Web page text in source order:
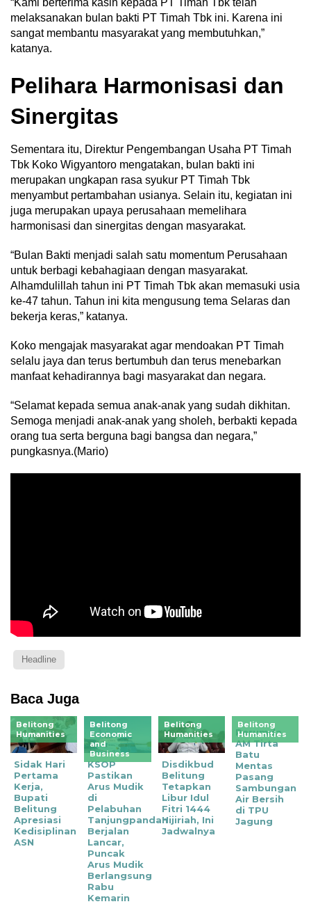
melaksanakan bulan bakti PT Timah Tbk ini. Karena ini
sangat membantu masyarakat yang membutuhkan,”
katanya.
Pelihara Harmonisasi dan
Sinergitas
Sementara itu, Direktur Pengembangan Usaha PT Timah
Tbk Koko Wigyantoro mengatakan, bulan bakti ini
merupakan ungkapan rasa syukur PT Timah Tbk
menyambut pertambahan usianya. Selain itu, kegiatan ini
juga merupakan upaya perusahaan memelihara
harmonisasi dan sinergitas dengan masyarakat.
“Bulan Bakti menjadi salah satu momentum Perusahaan
untuk berbagi kebahagiaan dengan masyarakat.
Alhamdulillah tahun ini PT Timah Tbk akan memasuki usia
ke-47 tahun. Tahun ini kita mengusung tema Selaras dan
bekerja keras,” katanya.
Koko mengajak masyarakat agar mendoakan PT Timah
selalu jaya dan terus bertumbuh dan terus menebarkan
manfaat kehadirannya bagi masyarakat dan negara.
“Selamat kepada semua anak-anak yang sudah dikhitan.
Semoga menjadi anak-anak yang sholeh, berbakti kepada
orang tua serta berguna bagi bangsa dan negara,”
pungkasnya.(Mario)
Headline
Baca Juga
Belitong
Humanities
‎Sidak Hari
Pertama
Kerja,
Bupati
Belitung
Apresiasi
Kedisiplinan
ASN
Belitong
Economic
and
Business
KSOP
Pastikan
Arus Mudik
di
Pelabuhan
Tanjungpandan
Berjalan
Lancar,
Puncak
Arus Mudik
Berlangsung
Rabu
Kemarin
Belitong
Humanities
Disdikbud
Belitung
Tetapkan
Libur Idul
Fitri 1444
Hijiriah, Ini
Jadwalnya
Belitong
Humanities
Perumda
AM Tirta
Batu
Mentas
Pasang
Sambungan
Air Bersih
di TPU
Jagung